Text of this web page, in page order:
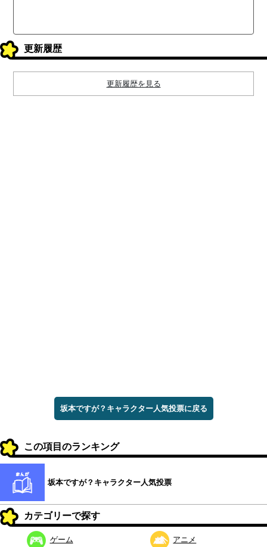
更新履歴
更新履歴を見る
坂本ですが？キャラクター人気投票に戻る
この項目のランキング
坂本ですが？キャラクター人気投票
カテゴリーで探す
ゲーム アニメ